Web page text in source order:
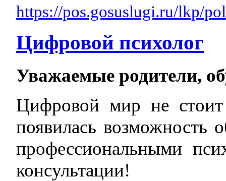
https://pos.gosuslugi.ru/lkp/
Цифровой психолог
Уважаемые родители,
Цифровой мир не
появилась возможность
профессиональными
консультации!